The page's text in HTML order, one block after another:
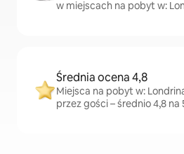
w miejscach na pobyt w:
Średnia ocena 4,8
Miejsca na pobyt w:
przez gości – średnio 4,8 na